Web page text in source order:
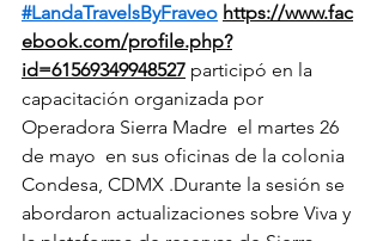
#LandaTravelsByFraveo https://www.fac
ebook.com/profile.php?
id=61569349948527 participó en la
capacitación organizada por
Operadora Sierra Madre  el martes 26
de mayo  en sus oficinas de la colonia
Condesa, CDMX .Durante la sesión se
abordaron actualizaciones sobre Viva y